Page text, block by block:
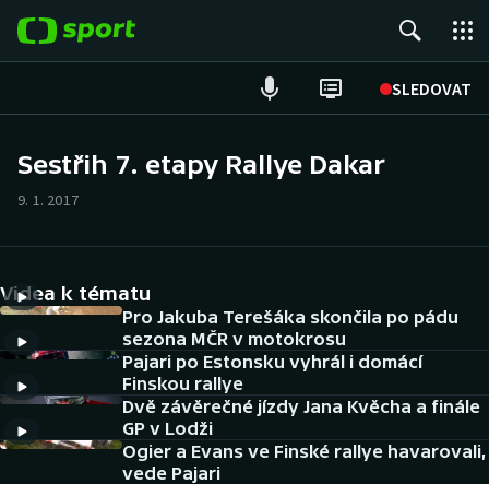
SLEDOVAT
Hokej
Tenis
Atletika
Cyklistika
DALŠÍ SPORTY
Americký fotbal
NEPŘEHLÉDNĚTE
Sestřih 7. etapy Rallye Dakar
9. 1. 2017
Videa k tématu
Pro Jakuba Terešáka skončila po pádu
sezona MČR v motokrosu
Pajari po Estonsku vyhrál i domácí
Finskou rallye
Dvě závěrečné jízdy Jana Kvěcha a finále
GP v Lodži
Ogier a Evans ve Finské rallye havarovali,
vede Pajari